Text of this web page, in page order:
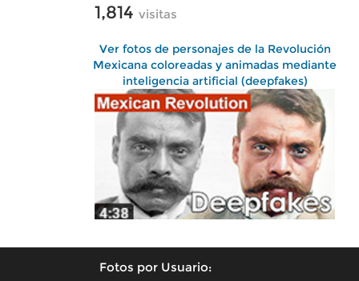
1,814 visitas
Ver fotos de personajes de la Revolución
Mexicana coloreadas y animadas mediante
inteligencia artificial (deepfakes)
Fotos por Usuario: